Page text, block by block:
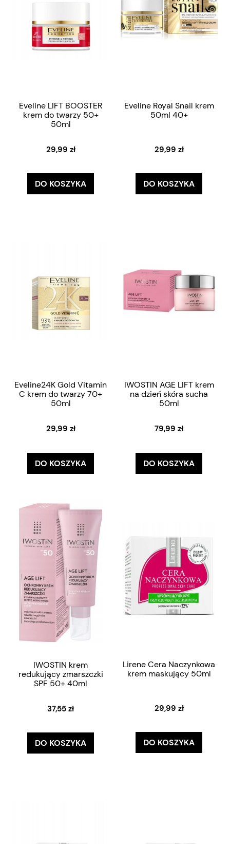
Eveline LIFT BOOSTER
krem do twarzy 50+
50ml
29,99 zł
DO KOSZYKA
Eveline Royal Snail krem
50ml 40+
29,99 zł
DO KOSZYKA
Eveline24K Gold Vitamin
C krem do twarzy 70+
50ml
29,99 zł
DO KOSZYKA
IWOSTIN AGE LIFT krem
na dzień skóra sucha
50ml
79,99 zł
DO KOSZYKA
IWOSTIN krem
redukujący zmarszczki
SPF 50+ 40ml
37,55 zł
DO KOSZYKA
Lirene Cera Naczynkowa
krem maskujący 50ml
29,99 zł
DO KOSZYKA